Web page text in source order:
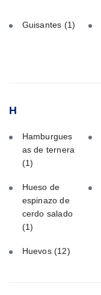
Guisantes (1)
H
Hamburgues
as de ternera
(1)
Hueso de
espinazo de
cerdo salado
(1)
Huevos (12)